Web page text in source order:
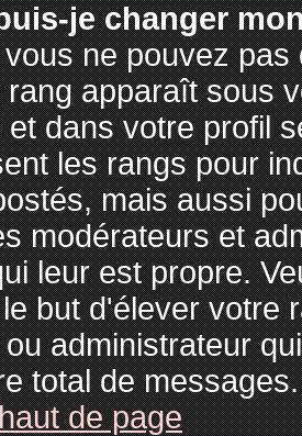
je changer
ne pouvez
apparaît sous
dans votre profil
les rangs pour
mais aussi
modérateurs et
leur est propre.
but d'élever votre
administrateur
total de messages.
de page